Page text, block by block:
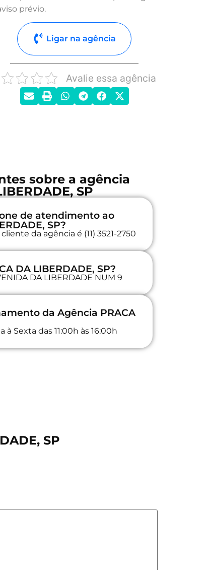
prévio.
Ligar na agência
Avalie essa agência
sobre a agência
SP
de atendimento ao
SP?
da agência é (11) 3521-2750
DA LIBERDADE, SP?
DA LIBERDADE NUM 9
da Agência PRACA
Sexta das 11:00h às 16:00h
SP